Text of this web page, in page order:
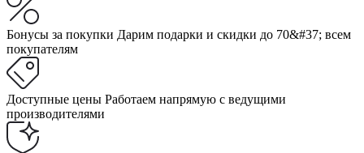
Бонусы за покупки Дарим подарки и скидки до 70&#37; всем
покупателям
Доступные цены Работаем напрямую с ведущими
производителями